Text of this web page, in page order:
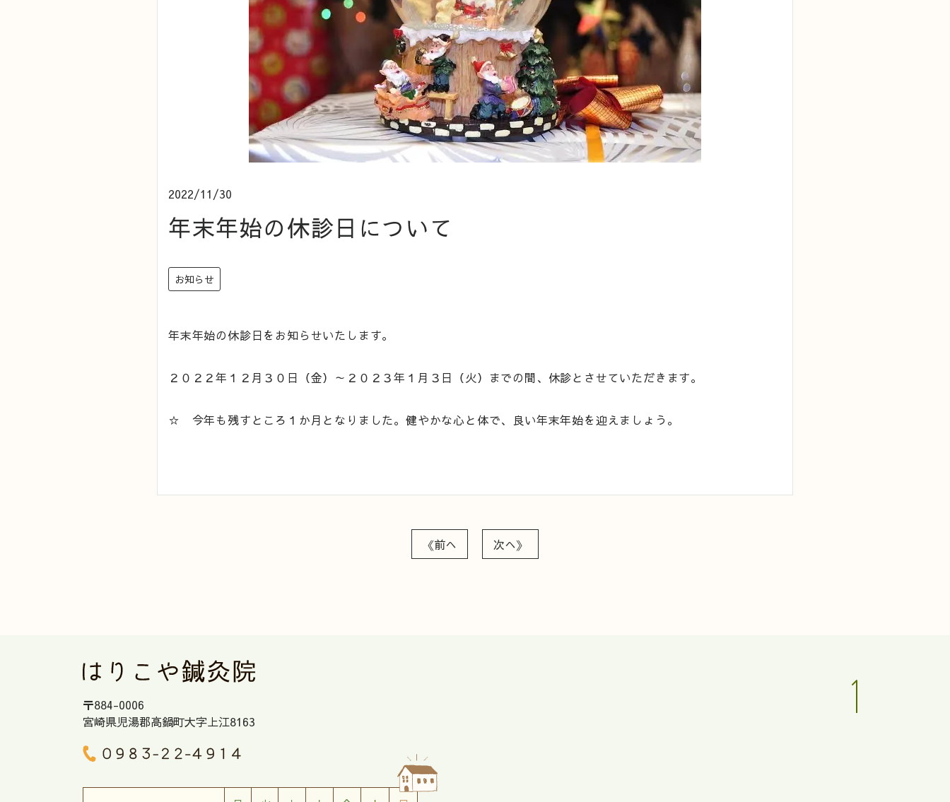
2022/11/30
年末年始の休診日について
お知らせ
年末年始の休診日をお知らせいたします。
２０２２年１２月３０日（金）～２０２３年１月３日（火）までの間、休診とさせていただきます。
☆ 今年も残すところ１か月となりました。健やかな心と体で、良い年末年始を迎えましょう。
《前へ 次へ》
〒884-0006
宮崎県児湯郡高鍋町大字上江8163